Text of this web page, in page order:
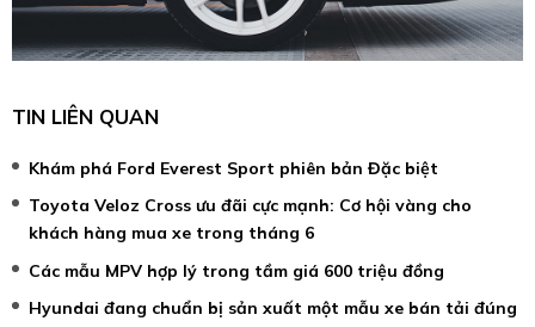
TIN LIÊN QUAN
Khám phá Ford Everest Sport phiên bản Đặc biệt
Toyota Veloz Cross ưu đãi cực mạnh: Cơ hội vàng cho
khách hàng mua xe trong tháng 6
Các mẫu MPV hợp lý trong tầm giá 600 triệu đồng
Hyundai đang chuẩn bị sản xuất một mẫu xe bán tải đúng